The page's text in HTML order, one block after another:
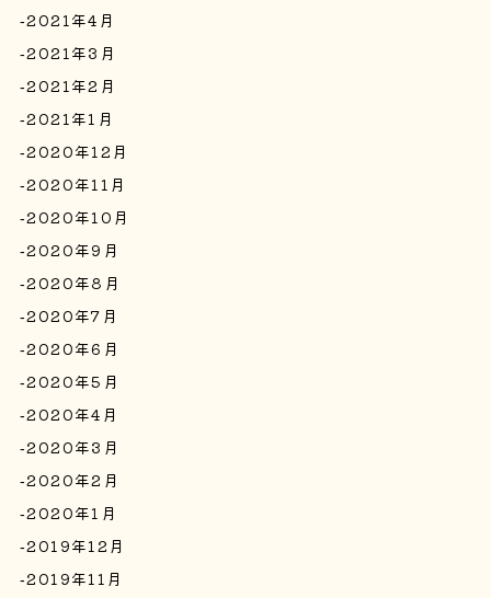
2021年4月
2021年3月
2021年2月
2021年1月
2020年12月
2020年11月
2020年10月
2020年9月
2020年8月
2020年7月
2020年6月
2020年5月
2020年4月
2020年3月
2020年2月
2020年1月
2019年12月
2019年11月